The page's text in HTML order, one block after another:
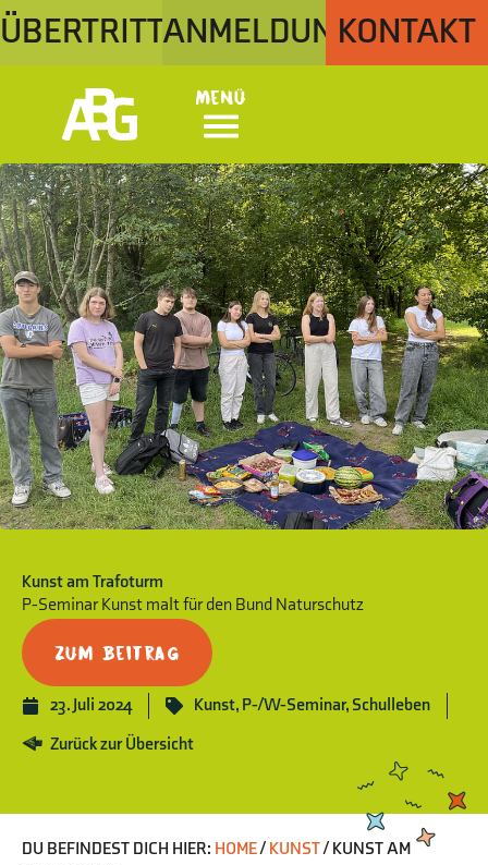
ÜBERTRITTANMELDUNGKONTAKT
Menü
Kunst am Trafoturm
P-Seminar Kunst malt für den Bund Naturschutz
Zum Beitrag
23. Juli 2024 Kunst, P-/W-Seminar, Schulleben
Zurück zur Übersicht
DU BEFINDEST DICH HIER: HOME/ KUNST/ KUNST AM